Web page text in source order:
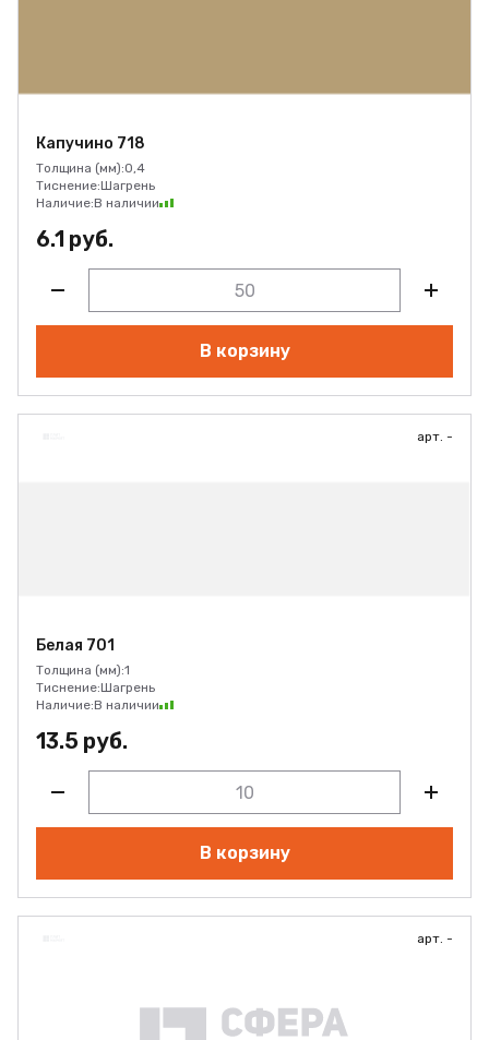
Капучино 718
Толщина (мм):0,4
Тиснение:Шагрень
Наличие:В наличии
6.1 руб.
В корзину
арт. -
Белая 701
Толщина (мм):1
Тиснение:Шагрень
Наличие:В наличии
13.5 руб.
В корзину
арт. -